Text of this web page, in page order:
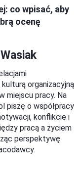
co wpisać, aby
ocenę
organizacyjną
miejscu pracy. Na
piszę o współpracy
konflikcie i
pracą a życiem
perspektywę